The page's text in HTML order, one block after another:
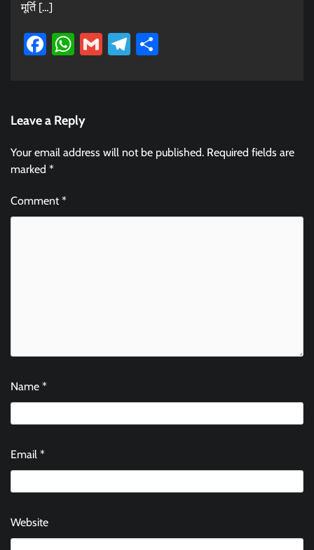
मूर्ति […]
Facebook
WhatsApp
GmailTelegram
Leave a Reply
Your email address will not be published. Required fields are
marked *
Comment*
Name *
Email *
Website